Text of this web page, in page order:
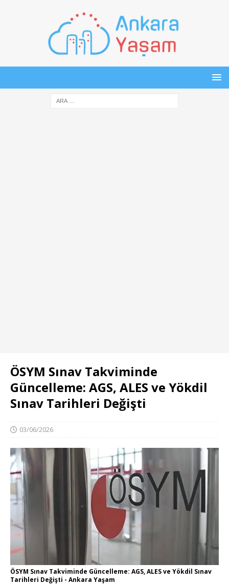
ÖSYM Sınav Takviminde
Güncelleme: AGS, ALES ve Yökdil
Sınav Tarihleri Değişti
03/06/2026
ÖSYM Sınav Takviminde Güncelleme: AGS, ALES ve Yökdil Sınav
Tarihleri Değişti - Ankara Yaşam